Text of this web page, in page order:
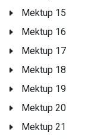
Mektup 15
Mektup 16
Mektup 17
Mektup 18
Mektup 19
Mektup 20
Mektup 21